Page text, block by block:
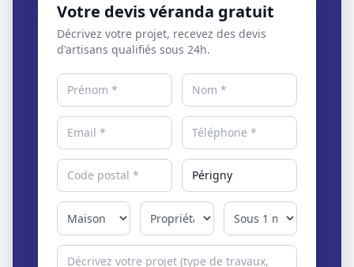
Votre devis véranda gratuit
Décrivez votre projet, recevez des devis
d'artisans qualifiés sous 24h.